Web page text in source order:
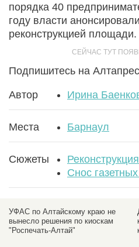
порядка 40
году власти
реконструкцией площади.
Подпишитесь на
Автор Ирина
Места Барнаул
Сюжеты
Снос
УФАС по Алтайскому краю не
вынесло решения по киоскам
"Роспечать-Алтай"